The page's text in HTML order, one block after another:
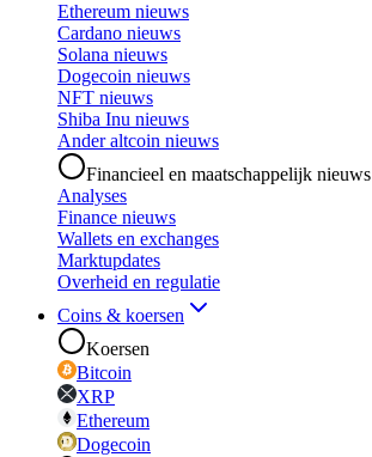
Ethereum nieuws
Cardano nieuws
Solana nieuws
Dogecoin nieuws
NFT nieuws
Shiba Inu nieuws
Ander altcoin nieuws
Financieel en maatschappelijk nieuws
Analyses
Finance nieuws
Wallets en exchanges
Marktupdates
Overheid en regulatie
Coins & koersen
Koersen
Bitcoin
XRP
Ethereum
Dogecoin